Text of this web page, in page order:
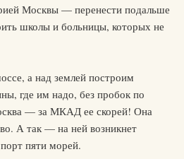
Москвы — перенести подальше
школы и больницы, которых не
а над землей построим
где им надо, без пробок по
— за МКАД ее скорей! Она
А так — на ней возникнет
пяти морей.